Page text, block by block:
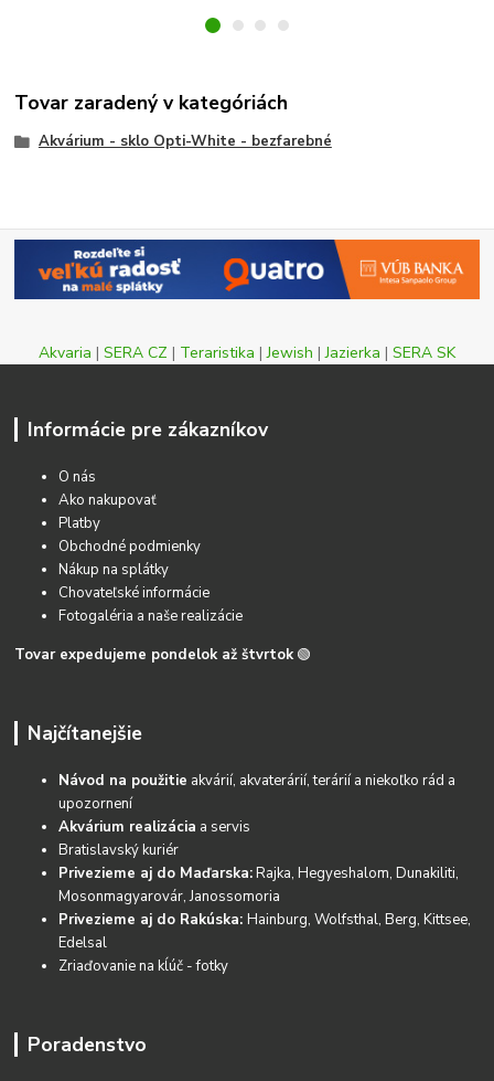
Tovar zaradený v kategóriách
Akvárium - sklo Opti-White - bezfarebné
Akvaria | SERA CZ | Teraristika |Jewish |Jazierka | SERA SK
Informácie pre zákazníkov
O nás
Ako nakupovať
Platby
Obchodné podmienky
Nákup na splátky
Chovateľské informácie
Fotogaléria a naše realizácie
Tovar expedujeme pondelok až štvrtok 🟢
Najčítanejšie
Návod na použitie akvárií, akvaterárií, terárií a niekoľko rád a
upozornení
Akvárium realizácia a servis
Bratislavský kuriér
Privezieme aj do Maďarska:Rajka, Hegyeshalom, Dunakiliti,
Mosonmagyarovár, Janossomoria
Privezieme aj do Rakúska:Hainburg, Wolfsthal, Berg, Kittsee,
Edelsal
Zriaďovanie na kĺúč - fotky
Poradenstvo